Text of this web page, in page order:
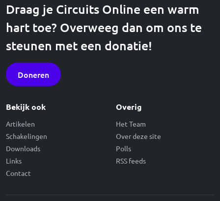
Draag je Circuits Online een warm
hart toe? Overweeg dan om ons te
steunen met een donatie!
Doneren
Bekijk ook
Artikelen
Schakelingen
Downloads
Links
Contact
Overig
Het Team
Over deze site
Polls
RSS feeds